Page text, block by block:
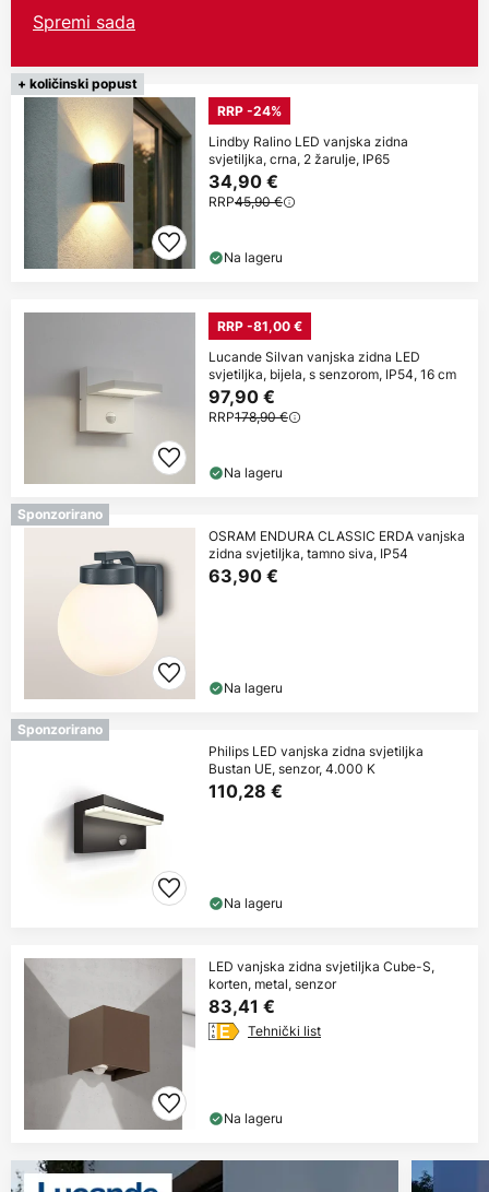
Spremi sada
+ količinski popust
RRP -24%
Lindby Ralino LED vanjska zidna
svjetiljka, crna, 2 žarulje, IP65
34,90 €
RRP45,90 €
Na lageru
RRP -81,00 €
Lucande Silvan vanjska zidna LED
svjetiljka, bijela, s senzorom, IP54, 16 cm
97,90 €
RRP178,90 €
Na lageru
Sponzorirano
OSRAM ENDURA CLASSIC ERDA vanjska
zidna svjetiljka, tamno siva, IP54
63,90 €
Na lageru
Sponzorirano
Philips LED vanjska zidna svjetiljka
Bustan UE, senzor, 4.000 K
110,28 €
Na lageru
LED vanjska zidna svjetiljka Cube-S,
korten, metal, senzor
83,41 €
Tehnički list
Na lageru